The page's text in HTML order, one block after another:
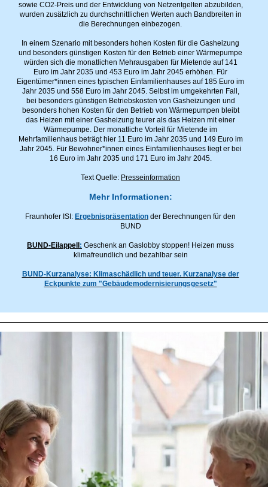
sowie CO2-Preis und der Entwicklung von Netzentgelten abzubilden,
wurden zusätzlich zu durchschnittlichen Werten auch Bandbreiten in
die Berechnungen einbezogen.
In einem Szenario mit besonders hohen Kosten für die Gasheizung
und besonders günstigen Kosten für den Betrieb einer Wärmepumpe
würden sich die monatlichen Mehrausgaben für Mietende auf 141
Euro im Jahr 2035 und 453 Euro im Jahr 2045 erhöhen. Für
Eigentümer*innen eines typischen Einfamilienhauses auf 185 Euro im
Jahr 2035 und 558 Euro im Jahr 2045. Selbst im umgekehrten Fall,
bei besonders günstigen Betriebskosten von Gasheizungen und
besonders hohen Kosten für den Betrieb von Wärmepumpen bleibt
das Heizen mit einer Gasheizung teurer als das Heizen mit einer
Wärmepumpe. Der monatliche Vorteil für Mietende im
Mehrfamilienhaus beträgt hier 11 Euro im Jahr 2035 und 149 Euro im
Jahr 2045. Für Bewohner*innen eines Einfamilienhauses liegt er bei
16 Euro im Jahr 2035 und 171 Euro im Jahr 2045.
Text Quelle: Presseinformation
Mehr Informationen:
Fraunhofer ISI: Ergebnispräsentation der Berechnungen für den
BUND
BUND-Eilappell : Geschenk an Gaslobby stoppen! Heizen muss
klimafreundlich und bezahlbar sein
BUND-Kurzanalyse: Klimaschädlich und teuer. Kurzanalyse der
Eckpunkte zum "Gebäudemodernisierungsgesetz"